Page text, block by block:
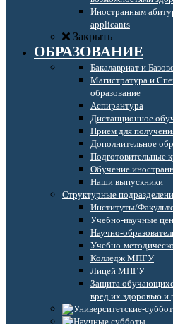
Иностранным
applicants
Закрыть
ОБРАЗОВАНИЕ
Бакалавриат и
Магистратура и
образование
Аспирантура
Дистанционное
Прием для
Дополнительное
Подготовительные
Обучение
Наши выпускники
Структурные
Институты/
Учебно-научные
Научно-
Учебно-
Колледж МПГУ
Лицей МПГУ
Защита
вред их здоровью и